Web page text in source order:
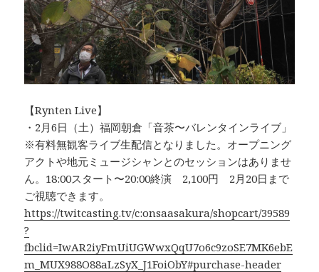
【Rynten Live】
・2月6日（土）福岡朝倉「音茶〜バレンタインライブ」
※有料無観客ライブ生配信となりました。オープニング
アクトや地元ミュージシャンとのセッションはありませ
ん。18:00スタート〜20:00終演 2,100円 2月20日まで
ご視聴できます。
https://twitcasting.tv/c:onsaasakura/shopcart/39589
?
fbclid=IwAR2iyFmUiUGWwxQqU7o6c9zoSE7MK6ebE
m_MUX988O88aLzSyX_J1FoiObY#purchase-header